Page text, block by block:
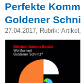
Perfekte
Goldener
27.04.2017, Rubrik: Artikel